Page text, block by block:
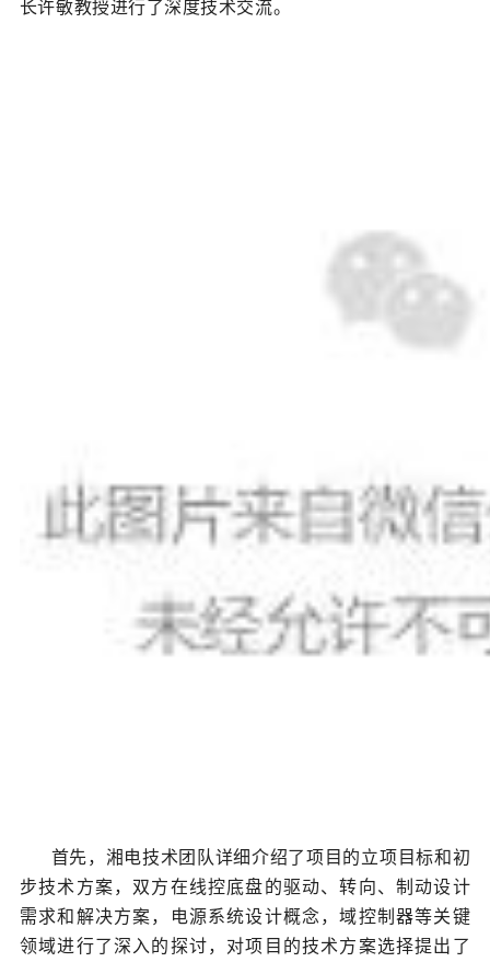
长许敏教授进行了深度技术交流。
首先，湘电技术团队详细介绍了项目的立项目标和初
步技术方案，双方在线控底盘的驱动、转向、制动设计
需求和解决方案，电源系统设计概念，域控制器等关键
领域进行了深入的探讨，对项目的技术方案选择提出了